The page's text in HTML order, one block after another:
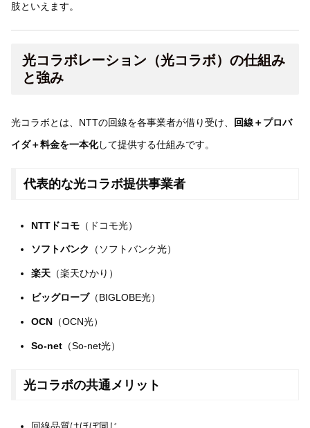
肢といえます。
光コラボレーション（光コラボ）の仕組み
と強み
光コラボとは、NTTの回線を各事業者が借り受け、
回線＋プロバ
イダ＋料金を一本化して提供する仕組みです。
代表的な光コラボ提供事業者
NTTドコモ（ドコモ光）
ソフトバンク （ソフトバンク光）
楽天（楽天ひかり）
ビッグローブ（BIGLOBE光）
OCN（OCN光）
So-net（So-net光）
光コラボの共通メリット